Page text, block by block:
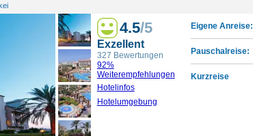
4.5/5
Exzellent
327 Bewertungen
92%
Weiterempfehlungen
Hotelinfos
Hotelumgebung
Eigene Anreise:
Pauschalreise:
Kurzreise